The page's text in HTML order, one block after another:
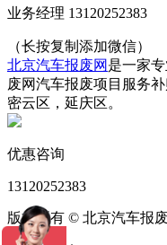
业务经理 13120252383
（长按复制添加微信）
北京汽车报废网 是一家
废网汽车报废项目服务
密云区，延庆区。
优惠咨询
13120252383
版权所有 © 北京汽车报